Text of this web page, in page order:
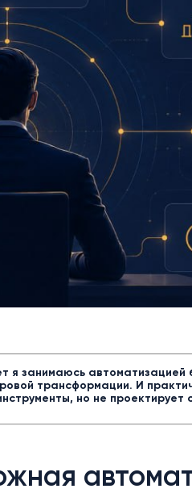
я занимаюсь
трансформации. И
но не проектирует